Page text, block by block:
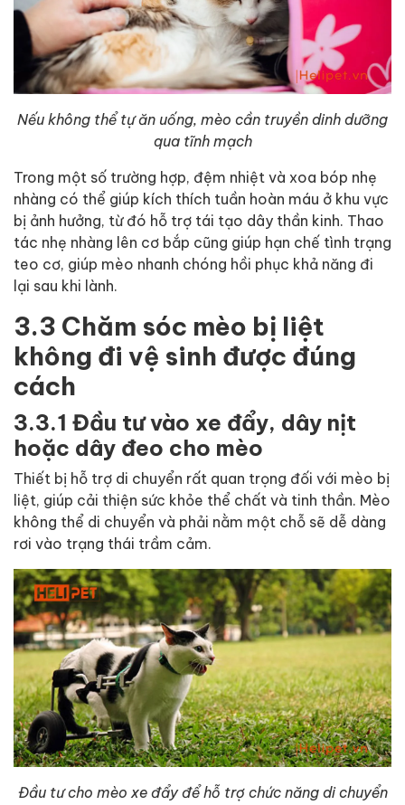
Nếu không thể tự ăn uống, mèo cần truyền dinh dưỡng
qua tĩnh mạch
Trong một số trường hợp, đệm nhiệt và xoa bóp nhẹ
nhàng có thể giúp kích thích tuần hoàn máu ở khu vực
bị ảnh hưởng, từ đó hỗ trợ tái tạo dây thần kinh. Thao
tác nhẹ nhàng lên cơ bắp cũng giúp hạn chế tình trạng
teo cơ, giúp mèo nhanh chóng hồi phục khả năng đi
lại sau khi lành.
3.3 Chăm sóc mèo bị liệt
không đi vệ sinh được đúng
cách
3.3.1 Đầu tư vào xe đẩy, dây nịt
hoặc dây đeo cho mèo
Thiết bị hỗ trợ di chuyển rất quan trọng đối với mèo bị
liệt, giúp cải thiện sức khỏe thể chất và tinh thần. Mèo
không thể di chuyển và phải nằm một chỗ sẽ dễ dàng
rơi vào trạng thái trầm cảm.
Đầu tư cho mèo xe đẩy để hỗ trợ chức năng di chuyển